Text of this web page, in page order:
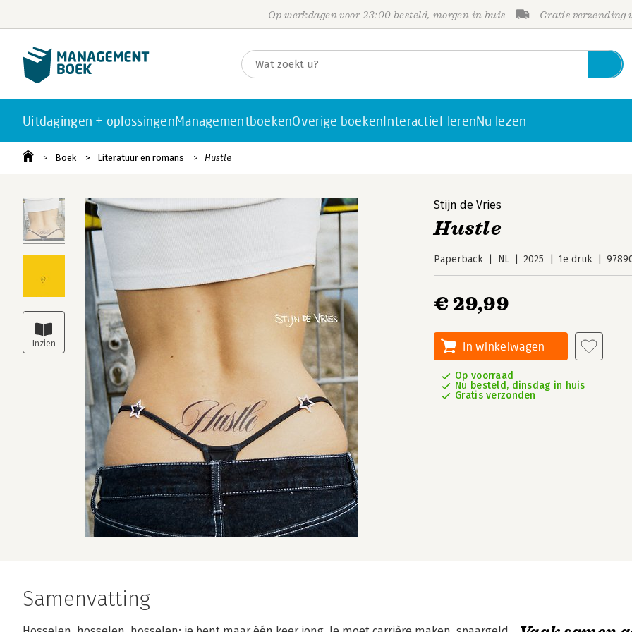
Op werkdagen voor 23:00 besteld, morgen in huis Gratis verzending
Uitdagingen + oplossingenManagementboekenOverige boekenInteractief lerenNu lezen
Boek Literatuur en romans Hustle
Stijn de Vries
Hustle
Paperback NL 2025 1e druk
€ 29,99
In winkelwagen
Op voorraad
Nu besteld, dinsdag in huis
Gratis verzonden
Samenvatting